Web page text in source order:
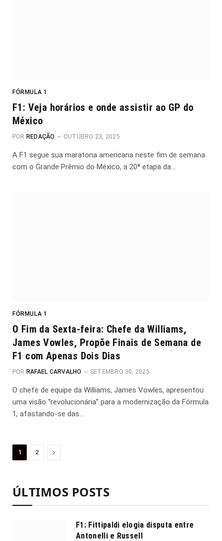
FÓRMULA 1
F1: Veja horários e onde assistir ao GP do
México
POR REDAÇÃO OUTUBRO 23, 2025
A F1 segue sua maratona americana neste fim de semana
com o Grande Prêmio do México, a 20ª etapa da…
FÓRMULA 1
O Fim da Sexta-feira: Chefe da Williams,
James Vowles, Propõe Finais de Semana de
F1 com Apenas Dois Dias
POR RAFAEL CARVALHO SETEMBRO 30, 2025
O chefe de equipe da Williams, James Vowles, apresentou
uma visão “revolucionária” para a modernização da Fórmula
1, afastando-se das…
1 2 Proximo
ÚLTIMOS POSTS
F1: Fittipaldi elogia disputa entre
Antonelli e Russell